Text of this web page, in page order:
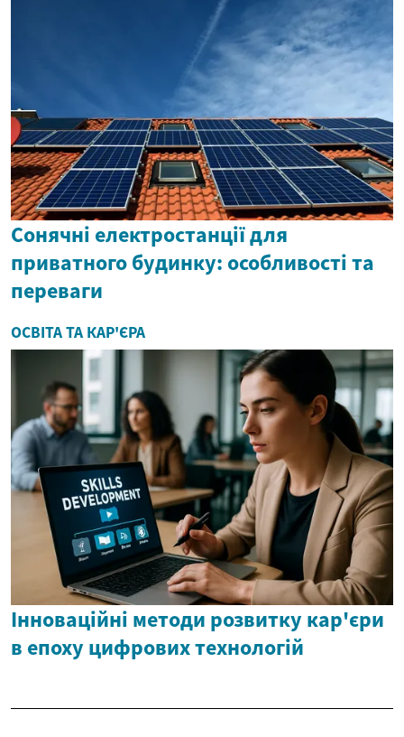
Сонячні електростанції для
приватного будинку: особливості та
переваги
ОСВІТА ТА КАР'ЄРА
Інноваційні методи розвитку кар'єри
в епоху цифрових технологій